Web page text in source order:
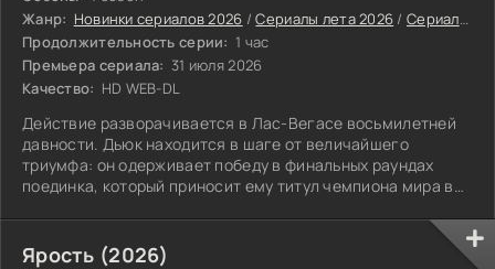
Жанр: Новинки сериалов 2026 /Сериалы лета 2026 /Сериалы июля 2026
Продолжительность серии: 1 час
Премьера сериала: 31 июля 2026
Качество: HD WEB-DL
Действие разворачивается в Лас-Вегасе восьмилетней
давности. Дьюк находится в шаге от величайшего
триумфа: он одерживает победу в финальных раундах
поединка, который приносит ему титул чемпиона мира в
Ярость (2026)